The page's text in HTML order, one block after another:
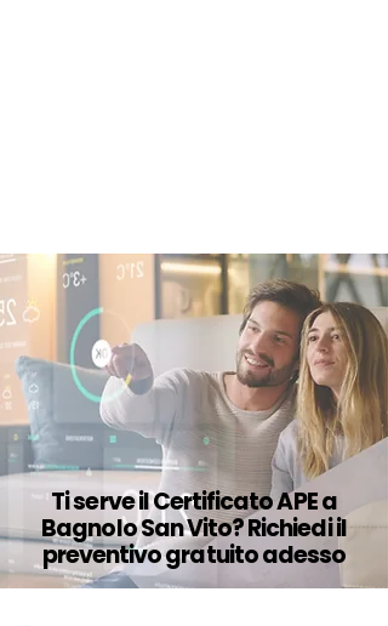
Ti serve il Certificato APE a
Bagnolo San Vito? Richiedi il
preventivo gratuito adesso